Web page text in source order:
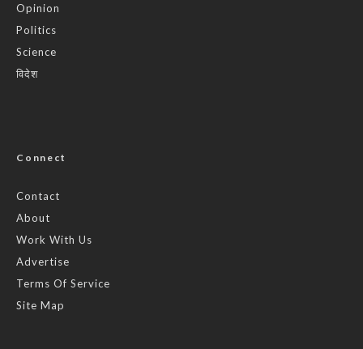
Opinion
Politics
Science
विदेश
Connect
Contact
About
Work With Us
Advertise
Terms Of Service
Site Map